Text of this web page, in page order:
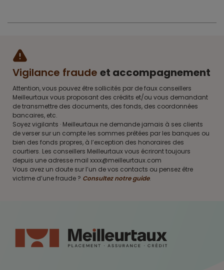
Vigilance fraude et accompagnement
Attention, vous pouvez être sollicités par de faux conseillers
Meilleurtaux vous proposant des crédits et/ou vous demandant
de transmettre des documents, des fonds, des coordonnées
bancaires, etc.
Soyez vigilants · Meilleurtaux ne demande jamais à ses clients
de verser sur un compte les sommes prêtées par les banques ou
bien des fonds propres, à l’exception des honoraires des
courtiers. Les conseillers Meilleurtaux vous écriront toujours
depuis une adresse mail xxxx@meilleurtaux.com
Vous avez un doute sur l’un de vos contacts ou pensez être
victime d’une fraude ? Consultez notre guide.